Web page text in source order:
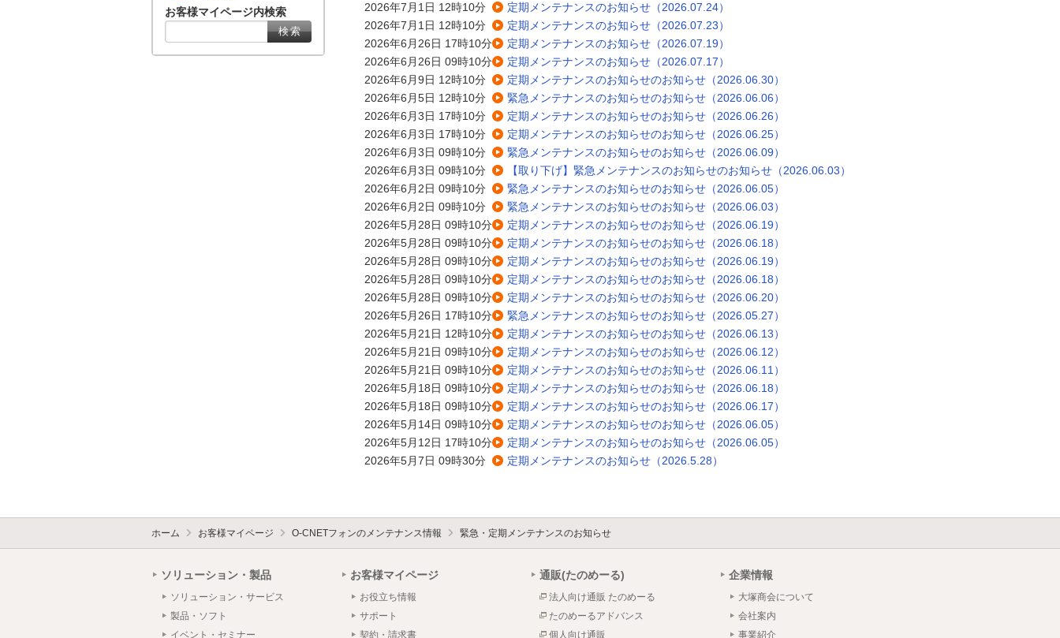
2026年7月1日 12時10分
定期メンテナンスのお知らせ（2026.07.24）
2026年7月1日 12時10分
定期メンテナンスのお知らせ（2026.07.23）
2026年6月26日 17時10分
定期メンテナンスのお知らせ（2026.07.19）
2026年6月26日 09時10分
定期メンテナンスのお知らせ（2026.07.17）
2026年6月9日 12時10分
定期メンテナンスのお知らせのお知らせ（2026.06.30）
2026年6月5日 12時10分
緊急メンテナンスのお知らせのお知らせ（2026.06.06）
2026年6月3日 17時10分
定期メンテナンスのお知らせのお知らせ（2026.06.26）
2026年6月3日 17時10分
定期メンテナンスのお知らせのお知らせ（2026.06.25）
2026年6月3日 09時10分
緊急メンテナンスのお知らせのお知らせ（2026.06.09）
2026年6月3日 09時10分
【取り下げ】緊急メンテナンスのお知らせのお知らせ（2026.06.03）
2026年6月2日 09時10分
緊急メンテナンスのお知らせのお知らせ（2026.06.05）
2026年6月2日 09時10分
緊急メンテナンスのお知らせのお知らせ（2026.06.03）
2026年5月28日 09時10分
定期メンテナンスのお知らせのお知らせ（2026.06.19）
2026年5月28日 09時10分
定期メンテナンスのお知らせのお知らせ（2026.06.18）
2026年5月28日 09時10分
定期メンテナンスのお知らせのお知らせ（2026.06.19）
2026年5月28日 09時10分
定期メンテナンスのお知らせのお知らせ（2026.06.18）
2026年5月28日 09時10分
定期メンテナンスのお知らせのお知らせ（2026.06.20）
2026年5月26日 17時10分
緊急メンテナンスのお知らせのお知らせ（2026.05.27）
2026年5月21日 12時10分
定期メンテナンスのお知らせのお知らせ（2026.06.13）
2026年5月21日 09時10分
定期メンテナンスのお知らせのお知らせ（2026.06.12）
2026年5月21日 09時10分
定期メンテナンスのお知らせのお知らせ（2026.06.11）
2026年5月18日 09時10分
定期メンテナンスのお知らせのお知らせ（2026.06.18）
2026年5月18日 09時10分
定期メンテナンスのお知らせのお知らせ（2026.06.17）
2026年5月14日 09時10分
定期メンテナンスのお知らせのお知らせ（2026.06.05）
2026年5月12日 17時10分
定期メンテナンスのお知らせのお知らせ（2026.06.05）
2026年5月7日 09時30分
定期メンテナンスのお知らせ（2026.5.28）
お客様マイページ内検索
ホーム お客様マイページ O-CNETフォンのメンテナンス情報 緊急・定期メンテナンスのお知らせ
ソリューション・製品
ソリューション・サービス
製品・ソフト
イベント・セミナー
お客様マイページ
お役立ち情報
サポート
契約・請求書
通販(たのめーる)
法人向け通販 たのめーる
たのめーるアドバンス
個人向け通販
企業情報
大塚商会について
会社案内
事業紹介